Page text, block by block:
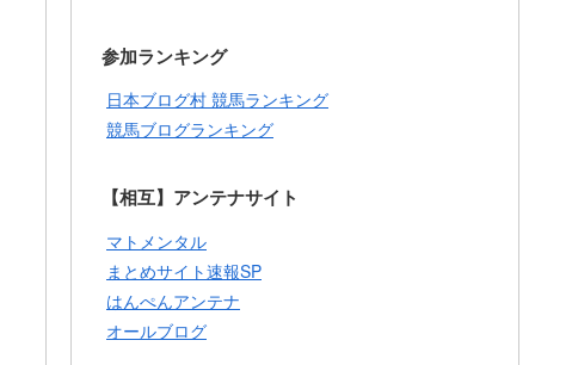
参加ランキング
日本ブログ村 競馬ランキング
競馬ブログランキング
【相互】アンテナサイト
マトメンタル
まとめサイト速報SP
はんぺんアンテナ
オールブログ